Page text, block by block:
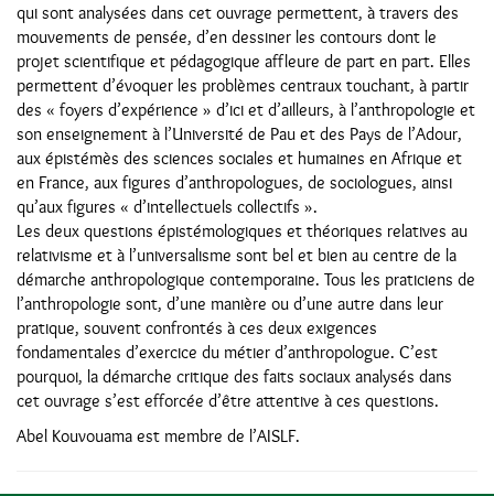
qui sont analysées dans cet ouvrage permettent, à travers des
mouvements de pensée, d’en dessiner les contours dont le
projet scientifique et pédagogique affleure de part en part. Elles
permettent d’évoquer les problèmes centraux touchant, à partir
des « foyers d’expérience » d’ici et d’ailleurs, à l’anthropologie et
son enseignement à l’Université de Pau et des Pays de l’Adour,
aux épistémès des sciences sociales et humaines en Afrique et
en France, aux figures d’anthropologues, de sociologues, ainsi
qu’aux figures « d’intellectuels collectifs ».
Les deux questions épistémologiques et théoriques relatives au
relativisme et à l’universalisme sont bel et bien au centre de la
démarche anthropologique contemporaine. Tous les praticiens de
l’anthropologie sont, d’une manière ou d’une autre dans leur
pratique, souvent confrontés à ces deux exigences
fondamentales d’exercice du métier d’anthropologue. C’est
pourquoi, la démarche critique des faits sociaux analysés dans
cet ouvrage s’est efforcée d’être attentive à ces questions.
Abel Kouvouama est membre de l’AISLF.